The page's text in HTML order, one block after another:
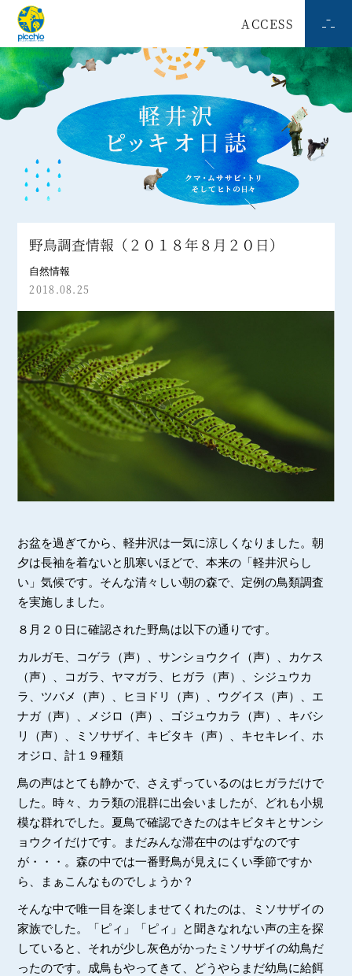
ACCESS
野鳥調査情報（２０１８年８月２０日）
自然情報
2018.08.25
お盆を過ぎてから、軽井沢は一気に涼しくなりました。朝
夕は長袖を着ないと肌寒いほどで、本来の「軽井沢らし
い」気候です。そんな清々しい朝の森で、定例の鳥類調査
を実施しました。
８月２０日に確認された野鳥は以下の通りです。
カルガモ、コゲラ（声）、サンショウクイ（声）、カケス
（声）、コガラ、ヤマガラ、ヒガラ（声）、シジュウカ
ラ、ツバメ（声）、ヒヨドリ（声）、ウグイス（声）、エ
ナガ（声）、メジロ（声）、ゴジュウカラ（声）、キバシ
リ（声）、ミソサザイ、キビタキ（声）、キセキレイ、ホ
オジロ、計１９種類
鳥の声はとても静かで、さえずっているのはヒガラだけで
した。時々、カラ類の混群に出会いましたが、どれも小規
模な群れでした。夏鳥で確認できたのはキビタキとサンシ
ョウクイだけです。まだみんな滞在中のはずなのです
が・・・。森の中では一番野鳥が見えにくい季節ですか
ら、まぁこんなものでしょうか？
そんな中で唯一目を楽しませてくれたのは、ミソサザイの
家族でした。「ピィ」「ピィ」と聞きなれない声の主を探
していると、それが少し灰色がかったミソサザイの幼鳥だ
ったのです。成鳥もやってきて、どうやらまだ幼鳥に給餌